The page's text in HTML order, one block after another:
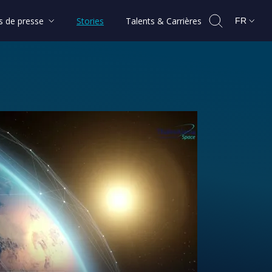
de presse Stories Talents & Carrières FR